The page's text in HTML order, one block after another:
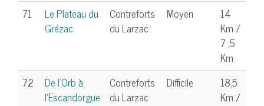
71
Le Plateau du
Grézac
Contreforts
du Larzac
Moyen
14
Km /
7 ,5
Km
72
De l'Orb à
l'Escandorgue
Contreforts
du Larzac
Difficile
18,5
Km /